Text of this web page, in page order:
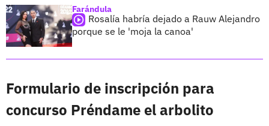
Farándula
Rosalía habría dejado a Rauw Alejandro
porque se le 'moja la canoa'
Formulario de inscripción para
concurso Préndame el arbolito